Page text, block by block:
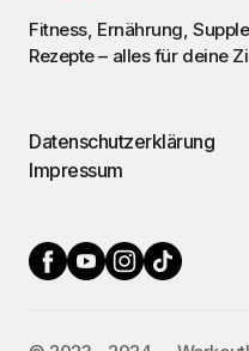
Fitness, Ernährung,
Rezepte – alles für deine
Datenschutzerklärung
Impressum